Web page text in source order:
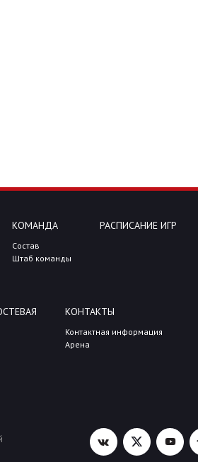
КОМАНДА
Состав
Штаб команды
РАСПИСАНИЕ ИГР
КОНТАКТЫ
Контактная информация
Арена